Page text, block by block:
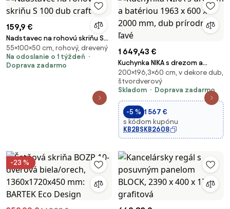
159,9 €
Nadstavec na rohovú skriňu S
100 dub craft
55×100×50 cm, rohový, drevený
Na odoslanie o 1 týždeň
Doprava zadarmo
1 649,43 €
Kuchynka NIKA s drezom a
batériou 1963 x 600 x 2000
mm, dub prírodný, ľavé
200×196,3×60 cm, v dekore dub,
štvordverový
Skladom
Doprava zadarmo
-5 % 1 567 €
s kódom kupónu
KB2BSKB2608
-23 %